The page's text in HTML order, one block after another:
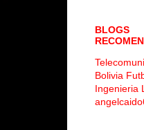
BLOGS
Bolivia
Ingenieria